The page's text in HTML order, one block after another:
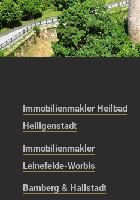
Immobilienmakler Heilbad
Heiligenstadt
Immobilienmakler
Leinefelde-Worbis
Bamberg & Hallstadt